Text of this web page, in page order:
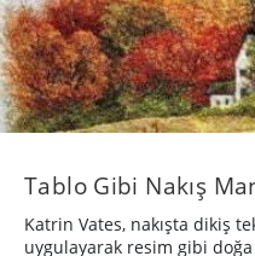
Tablo Gibi Nakış
Katrin Vates, nakışta dikiş
uygulayarak resim gibi